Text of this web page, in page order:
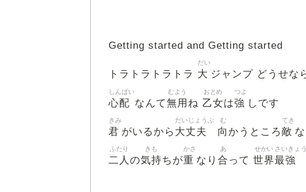
Getting started and Getting started
トラトラトラトラ 大
だい
ジャンプ どうせな
心配
しんぱい
なんて無用
むよう
ね 乙女
おとめ
は強
つよ
しです
君
きみ
がいるから 大丈夫
だいじょうぶ
向
む
かうところ敵
てき
二人
ふたり
の気持
きも
ちが重
かさ
なり 合
あ
って 世界
せかい
最強
さいきょう